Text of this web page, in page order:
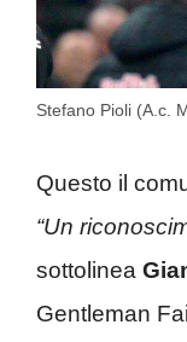
Stefano Pioli (A.c.
Questo il
“Un
sottolinea
Gentleman